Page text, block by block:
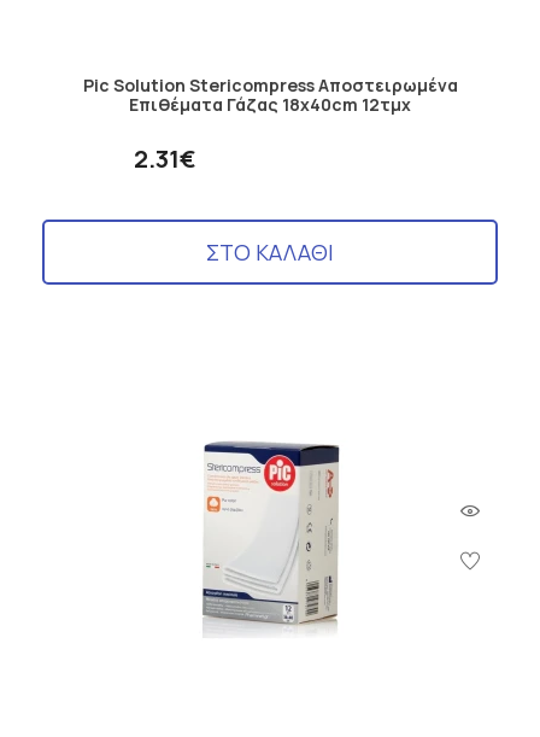
Pic Solution Stericompress Αποστειρωμένα
Επιθέματα Γάζας 18x40cm 12τμχ
2.31€
ΣΤΟ ΚΑΛΑΘΙ